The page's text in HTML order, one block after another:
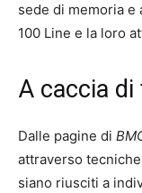
sede di memoria
100 Line e la loro
A caccia
Dalle pagine di
attraverso
siano riusciti a